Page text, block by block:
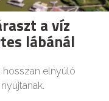
a víz
lábánál
elnyúló